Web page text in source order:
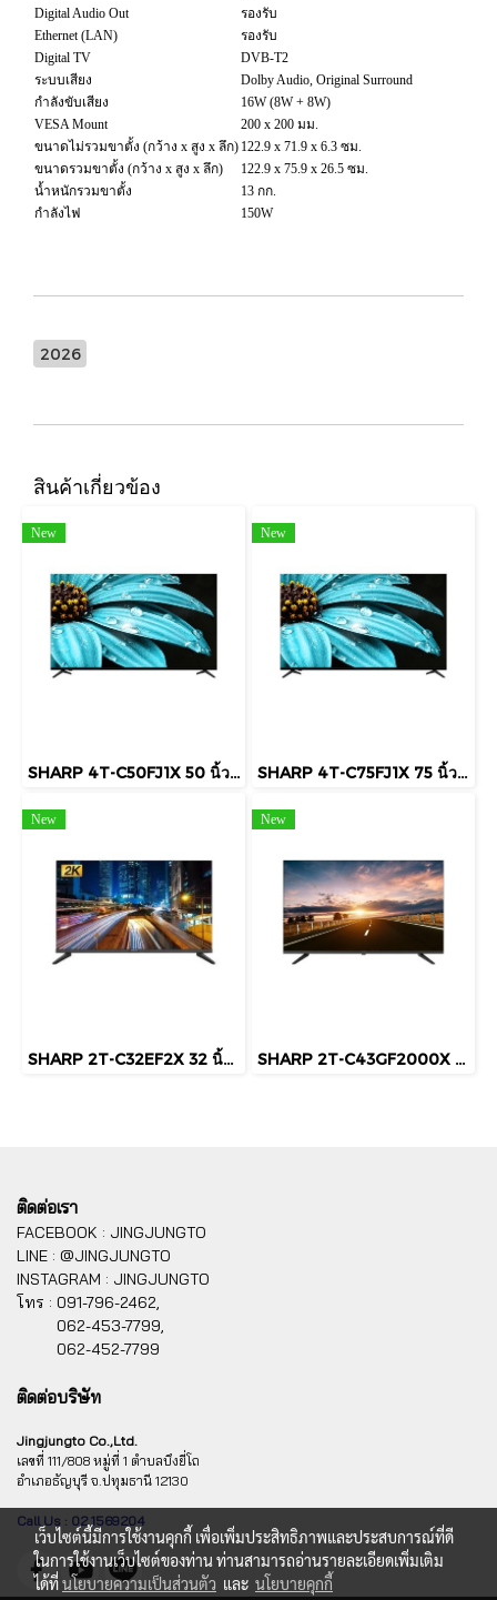
Digital Audio Out
รองรับ
Ethernet (LAN)
รองรับ
Digital TV
DVB-T2
ระบบเสียง
Dolby Audio, Original Surround
กำลังขับเสียง
16W (8W + 8W)
VESA Mount
200 x 200 มม.
ขนาดไม่รวมขาตั้ง (กว้าง x สูง x ลึก) 122.9 x 71.9 x 6.3 ซม.
ขนาดรวมขาตั้ง (กว้าง x สูง x ลึก)
122.9 x 75.9 x 26.5 ซม.
น้ำหนักรวมขาตั้ง
13 กก.
กำลังไฟ
150W
2026
สินค้าเกี่ยวข้อง
New
SHARP 4T-C50FJ1X 50 นิ้ว 4K UHD Google TV HDR10 Dolby Audio
New
SHARP 4T-C75FJ1X 75 นิ้ว 4K UHD Google TV HDR10 Dolby Audio
New
SHARP 2T-C32EF2X 32 นิ้ว HD Android TV Google Assistant Chromecast
New
SHARP 2T-C43GF2000X 43 นิ้ว Full HD Smart TV Netflix YouTube Prime Video
ติดต่อเรา
FACEBOOK : JINGJUNGTO
LINE : @JINGJUNGTO
INSTAGRAM : JINGJUNGTO
โทร : 091-796-2462,
062-453-7799,
062-452-7799
ติดต่อบริษัท
Jingjungto Co.,Ltd.
เลขที่ 111/808 หมู่ที่ 1 ตำบลบึงยี่โถ
อำเภอธัญบุรี จ.ปทุมธานี 12130
Call Us : 02 1569204
เว็บไซต์นี้มีการใช้งานคุกกี้ เพื่อเพิ่มประสิทธิภาพและประสบการณ์ที่ดี
ในการใช้งานเว็บไซต์ของท่าน ท่านสามารถอ่านรายละเอียดเพิ่มเติม
ได้ที่นโยบายความเป็นส่วนตัว และ นโยบายคุกกี้